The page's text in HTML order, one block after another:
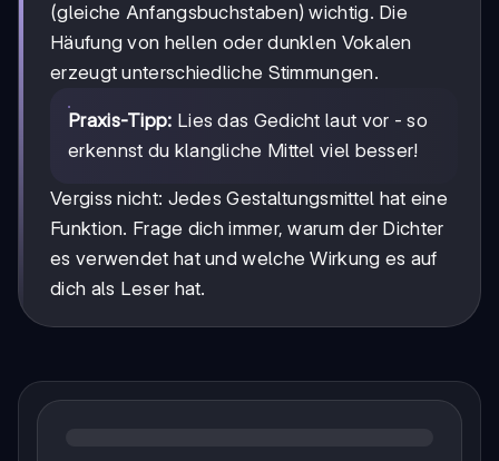
(gleiche Anfangsbuchstaben) wichtig. Die
Häufung von hellen oder dunklen Vokalen
erzeugt unterschiedliche Stimmungen.
Praxis-Tipp: Lies das Gedicht laut vor - so
erkennst du klangliche Mittel viel besser!
Vergiss nicht: Jedes Gestaltungsmittel hat eine
Funktion. Frage dich immer, warum der Dichter
es verwendet hat und welche Wirkung es auf
dich als Leser hat.